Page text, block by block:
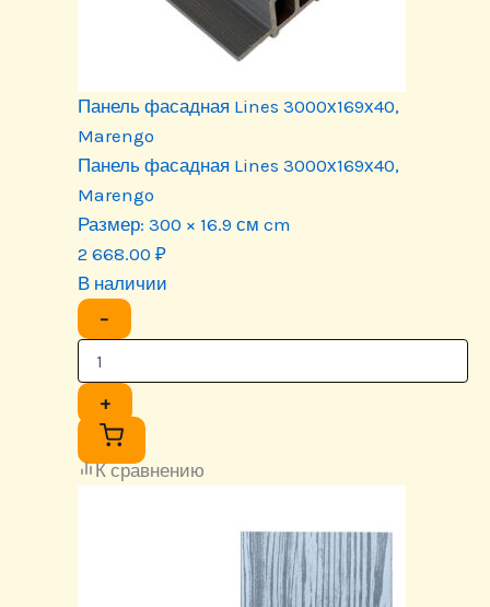
Панель фасадная Lines 3000х169х40,
Marengo
Панель фасадная Lines 3000х169х40,
Marengo
Размер: 300 × 16.9 см cm
2 668.00 ₽
В наличии
−
+
К сравнению